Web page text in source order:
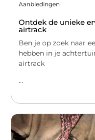
Aanbiedingen
Ontdek de unieke
airtrack
Ben je op zoek naar
hebben in je
airtrack
...